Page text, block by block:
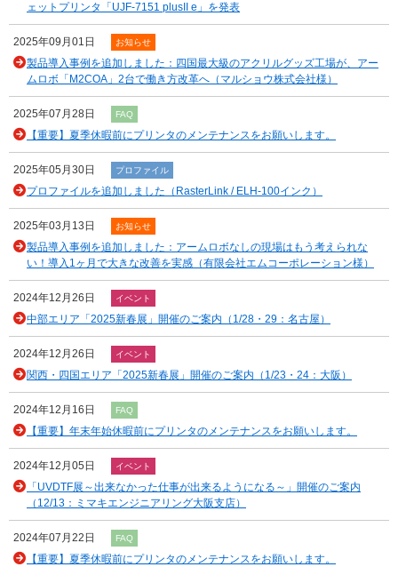
ェットプリンタ「UJF-7151 plusII e」を発表
2025年09月01日 お知らせ
製品導入事例を追加しました：四国最大級のアクリルグッズ工場が、アー
ムロボ「M2COA」2台で働き方改革へ（マルショウ株式会社様）
2025年07月28日 FAQ
【重要】夏季休暇前にプリンタのメンテナンスをお願いします。
2025年05月30日 プロファイル
プロファイルを追加しました（RasterLink / ELH-100インク）
2025年03月13日 お知らせ
製品導入事例を追加しました：アームロボなしの現場はもう考えられな
い！導入1ヶ月で大きな改善を実感（有限会社エムコーポレーション様）
2024年12月26日 イベント
中部エリア「2025新春展」開催のご案内（1/28・29：名古屋）
2024年12月26日 イベント
関西・四国エリア「2025新春展」開催のご案内（1/23・24：大阪）
2024年12月16日 FAQ
【重要】年末年始休暇前にプリンタのメンテナンスをお願いします。
2024年12月05日 イベント
「UVDTF展～出来なかった仕事が出来るようになる～」開催のご案内
（12/13：ミマキエンジニアリング大阪支店）
2024年07月22日 FAQ
【重要】夏季休暇前にプリンタのメンテナンスをお願いします。